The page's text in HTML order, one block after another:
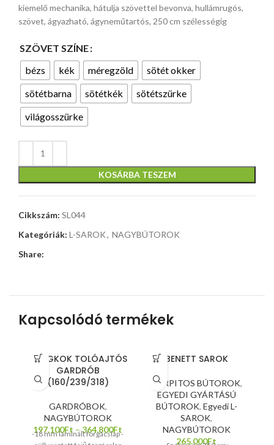
kiemelő mechanika, hátulja szövettel bevonva, hullámrugós,
szövet, ágyazható, ágyneműtartós, 250 cm szélességig
SZÖVET SZÍNE
bézs
kék méregzöld
sötét okker
sötétbarna
sötétkék
sötétszürke
világosszürke
KOSÁRBA TESZEM
Cikkszám: SL044
Kategóriák: L-SAROK, NAGYBÚTOROK
Share:
Kapcsolódó termékek
BANGKOK TOLÓAJTÓS
GARDRÓB
(160/239/318)
GARDRÓBOK,
NAGYBÚTOROK
197.100Ft – 364.800Ft
-18 mm laminált forgácslap -
BENETT SAROK
KÁRPITOS BÚTOROK,
EGYEDI GYÁRTÁSÚ
BÚTOROK, Egyedi L-
SAROK,
NAGYBÚTOROK
265.000Ft